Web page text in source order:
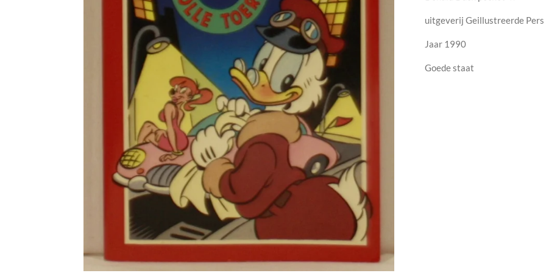
uitgeverij Geillustreerde Pers
Jaar 1990
Goede staat